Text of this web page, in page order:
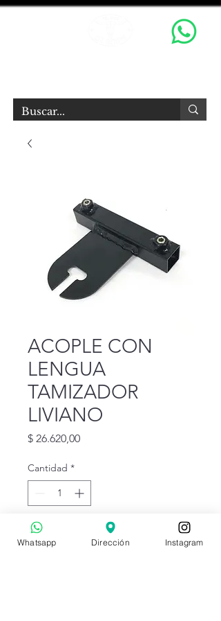
ACOPLE CON
LENGUA
TAMIZADOR
LIVIANO
$ 26.620,00Precio
Cantidad *
Agregar al carrito
Whatsapp Dirección Instagram